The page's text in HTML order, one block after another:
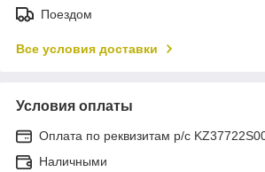
Поездом
Все условия доставки
Условия оплаты
Оплата по реквизитам р/с
Наличными